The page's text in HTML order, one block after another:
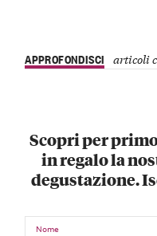
APPROFONDISCI articoli
Scopri per
in regalo la
degustazione.
Nome